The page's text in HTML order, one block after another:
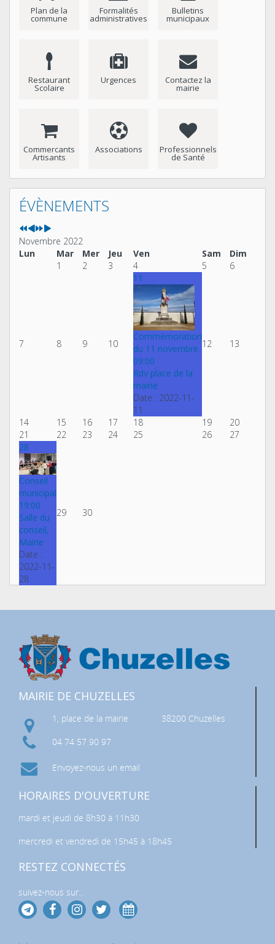
Plan de la
commune
Formalités
administratives
Bulletins
municipaux
Restaurant
Scolaire
Urgences Contactez la
mairie
Commercants
Artisants
Associations Professionnels
de Santé
ÉVÈNEMENTS
Année
précédente
Mois
précédent
Année
suivante
Mois
suivant
Novembre 2022
Lun
Mar Mer Jeu Ven Sam
Dim
1
2 3 4 5 6
7 8 9 10
11
Commémoration
du 11 novembre
09:00
Rdv place de la
mairie
Date : 2022-11-
11
12 13
14 15 16 17 18 19
20
21
22 23 24 25 26
27
28
Conseil
municipal
19:00
Salle du
conseil,
Mairie
Date :
2022-11-
28
29 30
MAIRIE DE CHUZELLES
1, place de la mairie
38200 Chuzelles
04 74 57 90 97
Envoyez-nous un email
HORAIRES D'OUVERTURE
mardi et jeudi de 8h30 à 11h30
mercredi et vendredi de 15h45 à 18h45
RESTEZ CONNECTÉS
suivez-nous sur...